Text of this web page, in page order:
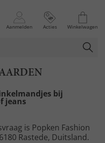
Aanmelden Acties Winkelwagen
bij
jeans
is Popken Fashion
Rastede, Duitsland.